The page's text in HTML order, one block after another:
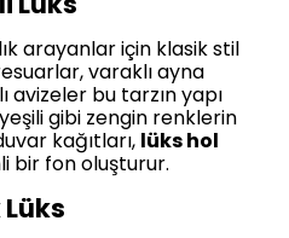
arayanlar için klasik stil
varaklı ayna
bu tarzın yapı
gibi zengin renklerin
kağıtları, lüks hol
bir fon oluşturur.